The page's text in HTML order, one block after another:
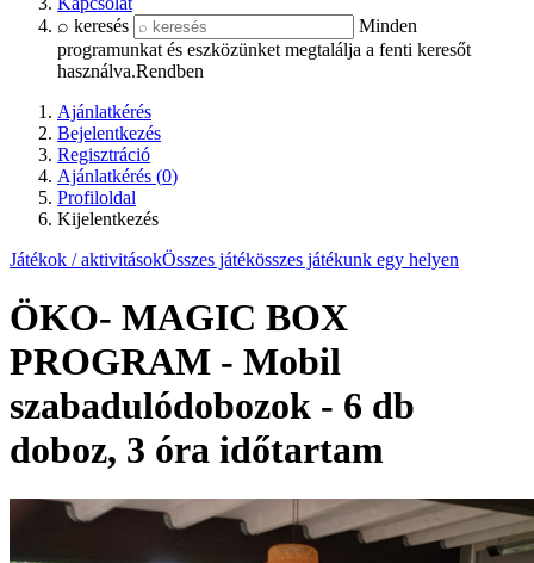
⌕ keresés
Minden
programunkat és eszközünket megtalálja a fenti keresőt
használva.Rendben
Ajánlatkérés
Bejelentkezés
Regisztráció
Ajánlatkérés (0)
Profiloldal
Kijelentkezés
Játékok / aktivitásokÖsszes játékösszes játékunk egy helyen
ÖKO- MAGIC BOX
PROGRAM - Mobil
szabadulódobozok - 6 db
doboz, 3 óra időtartam